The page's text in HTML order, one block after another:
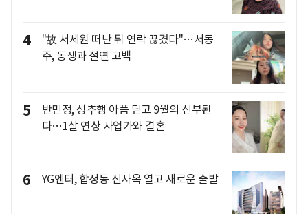
4
"故 서세원 떠난 뒤 연락 끊겼다"…서동
주, 동생과 절연 고백
5
반민정, 성추행 아픔 딛고 9월의 신부된
다…1살 연상 사업가와 결혼
6 YG엔터, 합정동 신사옥 열고 새로운 출발